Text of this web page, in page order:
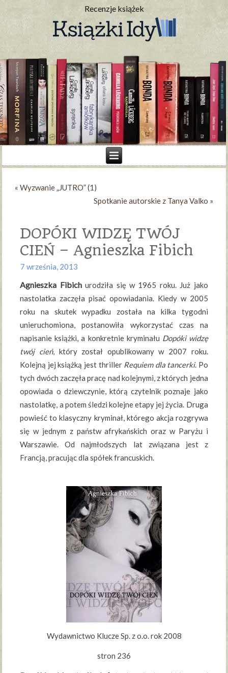
Recenzje książek
«Wyzwanie „JUTRO” (1)
Spotkanie autorskie z Tanya Valko »
DOPÓKI WIDZĘ TWÓJ
CIEŃ – Agnieszka Fibich
7 września, 2013
Agnieszka Fibichurodziła się w 1965 roku. Już jako
nastolatka zaczęła pisać opowiadania. Kiedy w 2005
roku na skutek wypadku została na kilka tygodni
unieruchomiona, postanowiła wykorzystać czas na
napisanie książki, a konkretnie kryminału Dopóki widzę
twój cień, który został opublikowany w 2007 roku.
Kolejną jej książką jest thrillerRequiem dla tancerki. Po
tych dwóch zaczęła pracę nad kolejnymi, z których jedna
opowiada o dziewczynie, którą czytelnik poznaje jako
nastolatkę, a potem śledzi kolejne etapy jej życia. Druga
powieść to klasyczny kryminał, którego akcja rozgrywa
się w jednym z państw afrykańskich oraz w Paryżu i
Warszawie. Od najmłodszych lat związana jest z
Francją, pracując dla spółek francuskich.
Wydawnictwo Klucze Sp. z o.o. rok 2008
stron 236